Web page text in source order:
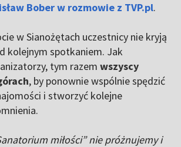
Bober w rozmowie z TVP.pl.
w Sianożętach uczestnicy nie kryją
kolejnym spotkaniem. Jak
tym razem wszyscy
, by ponownie wspólnie spędzić
i stworzyć kolejne
miłości” nie próżnujemy i